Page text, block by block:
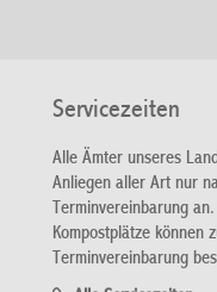
Servicezeiten
Alle Ämter unseres
Anliegen aller Art nur
Terminvereinbarung
Kompostplätze können
Terminvereinbarung